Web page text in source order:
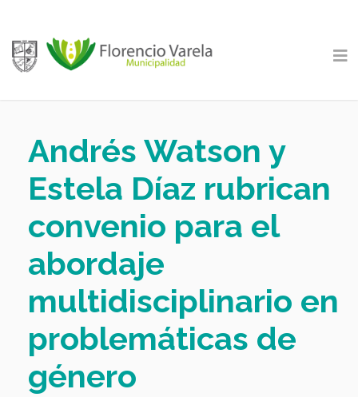
Andrés Watson y
Estela Díaz rubrican
convenio para el
abordaje
multidisciplinario en
problemáticas de
género